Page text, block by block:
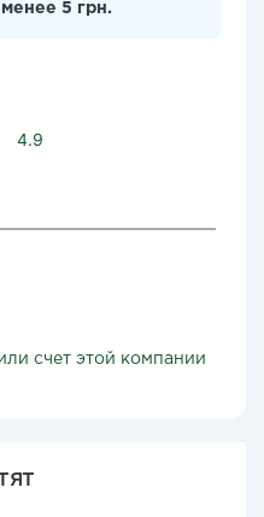
5 грн.
4.9
счет этой компании